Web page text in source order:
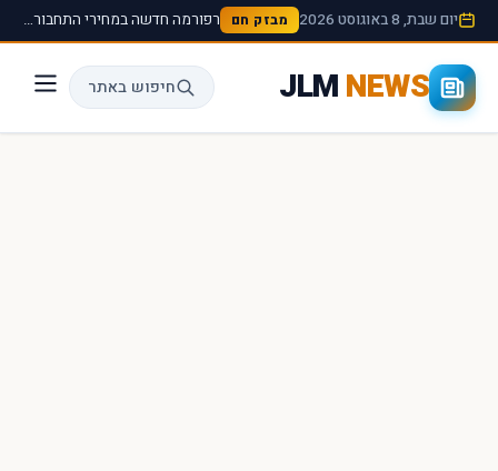
יום שבת, 8 באוגוסט 2026 מבזק חם רפורמה חדשה במחירי התחבורה הציבורית תיכנס לתוקף החל מהחודש הבא ›
JLMNEWS חיפוש באתר